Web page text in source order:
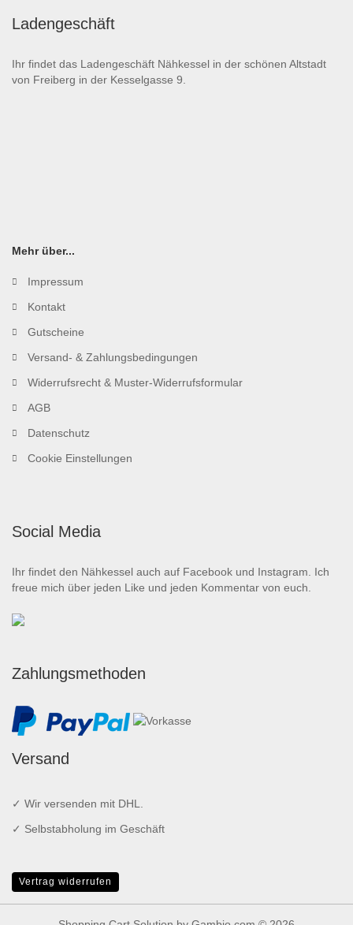
Ladengeschäft
Ihr findet das Ladengeschäft Nähkessel in der schönen Altstadt
von Freiberg in der Kesselgasse 9.
Mehr über...
Impressum
Kontakt
Gutscheine
Versand- & Zahlungsbedingungen
Widerrufsrecht & Muster-Widerrufsformular
AGB
Datenschutz
Cookie Einstellungen
Social Media
Ihr findet den Nähkessel auch auf Facebook und Instagram. Ich
freue mich über jeden Like und jeden Kommentar von euch.
Zahlungsmethoden
Versand
✓ Wir versenden mit DHL.
✓ Selbstabholung im Geschäft
Vertrag widerrufen